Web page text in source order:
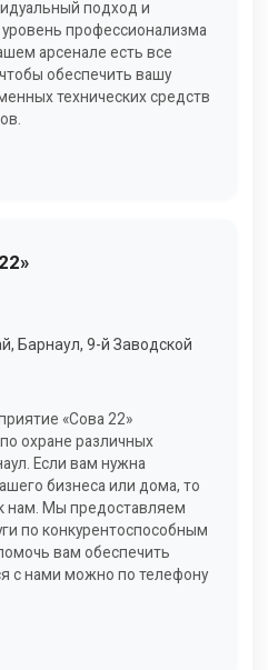
подход и
профессионализма
арсенале есть все
обеспечить вашу
технических средств
Барнаул, 9-й Заводской
«Сова 22»
охране различных
Если вам нужна
бизнеса или дома, то
нам. Мы предоставляем
по конкурентоспособным
вам обеспечить
с нами можно по телефону